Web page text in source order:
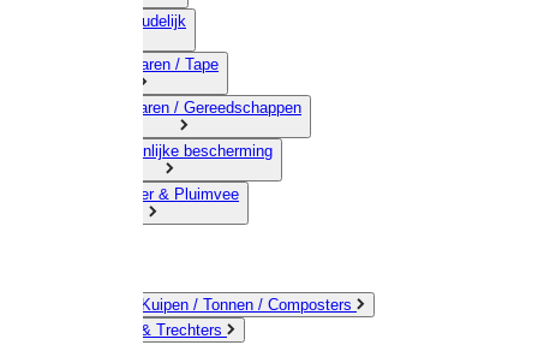
08) Huishoudelijk
09) Touwwaren / Tape
10) IJzerwaren / Gereedschappen
11) Persoonlijke bescherming
12) Kleindier & Pluimvee
Emmers / Kuipen / Tonnen / Composters
Jerrycans & Trechters